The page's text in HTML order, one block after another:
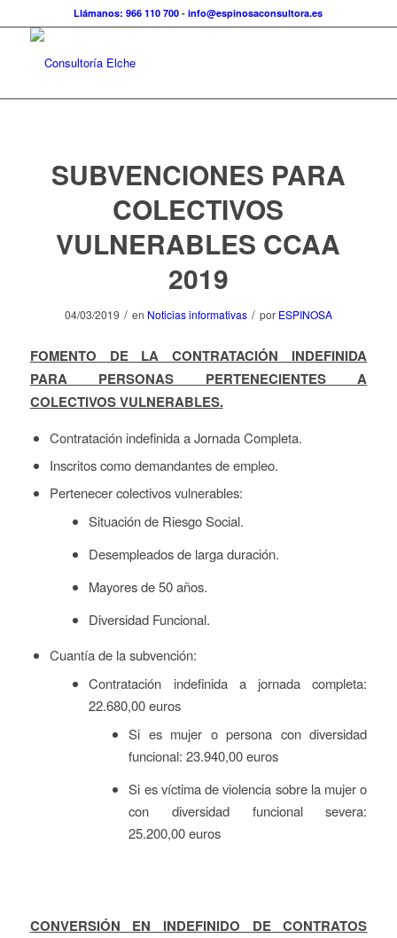
Llámanos: 966 110 700 -info@espinosaconsultora.es
SUBVENCIONES PARA
COLECTIVOS
VULNERABLES CCAA
2019
04/03/2019 / en Noticias informativas / por ESPINOSA
FOMENTO DE LA CONTRATACIÓN INDEFINIDA
PARA PERSONAS PERTENECIENTES A
COLECTIVOS VULNERABLES.
Contratación indefinida a Jornada Completa.
Inscritos como demandantes de empleo.
Pertenecer colectivos vulnerables:
Situación de Riesgo Social.
Desempleados de larga duración.
Mayores de 50 años.
Diversidad Funcional.
Cuantía de la subvención:
Contratación indefinida a jornada completa:
22.680,00 euros
Si es mujer o persona con diversidad
funcional: 23.940,00 euros
Si es víctima de violencia sobre la mujer o
con diversidad funcional severa:
25.200,00 euros
CONVERSIÓN EN INDEFINIDO DE CONTRATOS